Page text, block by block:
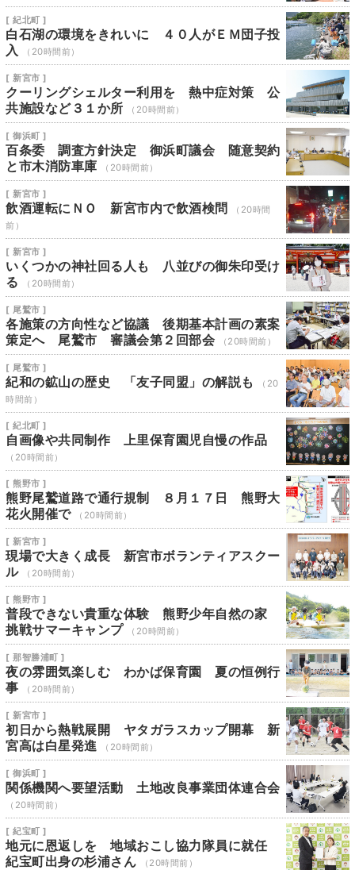
[ 紀北町 ]
白石湖の環境をきれいに ４０人がＥＭ団子投
入
（20時間前）
[ 新宮市 ]
クーリングシェルター利用を 熱中症対策 公
共施設など３１か所
（20時間前）
[ 御浜町 ]
百条委 調査方針決定 御浜町議会 随意契約
と市木消防車庫
（20時間前）
[ 新宮市 ]
飲酒運転にＮＯ 新宮市内で飲酒検問
（20時間
前）
[ 新宮市 ]
いくつかの神社回る人も 八並びの御朱印受け
る
（20時間前）
[ 尾鷲市 ]
各施策の方向性など協議 後期基本計画の素案
策定へ 尾鷲市 審議会第２回部会
（20時間前）
[ 尾鷲市 ]
紀和の鉱山の歴史 「友子同盟」の解説も
（20
時間前）
[ 紀北町 ]
自画像や共同制作 上里保育園児自慢の作品
（20時間前）
[ 熊野市 ]
熊野尾鷲道路で通行規制 ８月１７日 熊野大
花火開催で
（20時間前）
[ 新宮市 ]
現場で大きく成長 新宮市ボランティアスクー
ル
（20時間前）
[ 熊野市 ]
普段できない貴重な体験 熊野少年自然の家
挑戦サマーキャンプ
（20時間前）
[ 那智勝浦町 ]
夜の雰囲気楽しむ わかば保育園 夏の恒例行
事
（20時間前）
[ 新宮市 ]
初日から熱戦展開 ヤタガラスカップ開幕 新
宮高は白星発進
（20時間前）
[ 御浜町 ]
関係機関へ要望活動 土地改良事業団体連合会
（20時間前）
[ 紀宝町 ]
地元に恩返しを 地域おこし協力隊員に就任
紀宝町出身の杉浦さん
（20時間前）